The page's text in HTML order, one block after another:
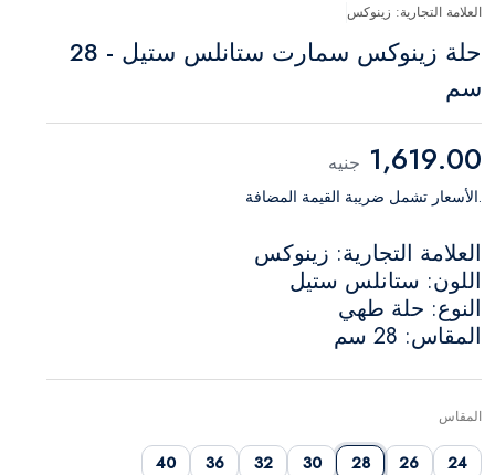
العلامة التجارية: زينوكس
حلة زينوكس سمارت ستانلس ستيل - 28
سم
1,619.00 جنيه
.الأسعار تشمل ضريبة القيمة المضافة
العلامة التجارية: زينوكس
اللون: ستانلس ستيل
النوع: حلة طهي
المقاس: 28 سم
المقاس
24
26
28
30
32
36
40